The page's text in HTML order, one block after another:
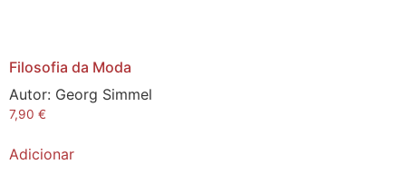
Filosofia da Moda
Autor: Georg Simmel
7,90 €
Adicionar